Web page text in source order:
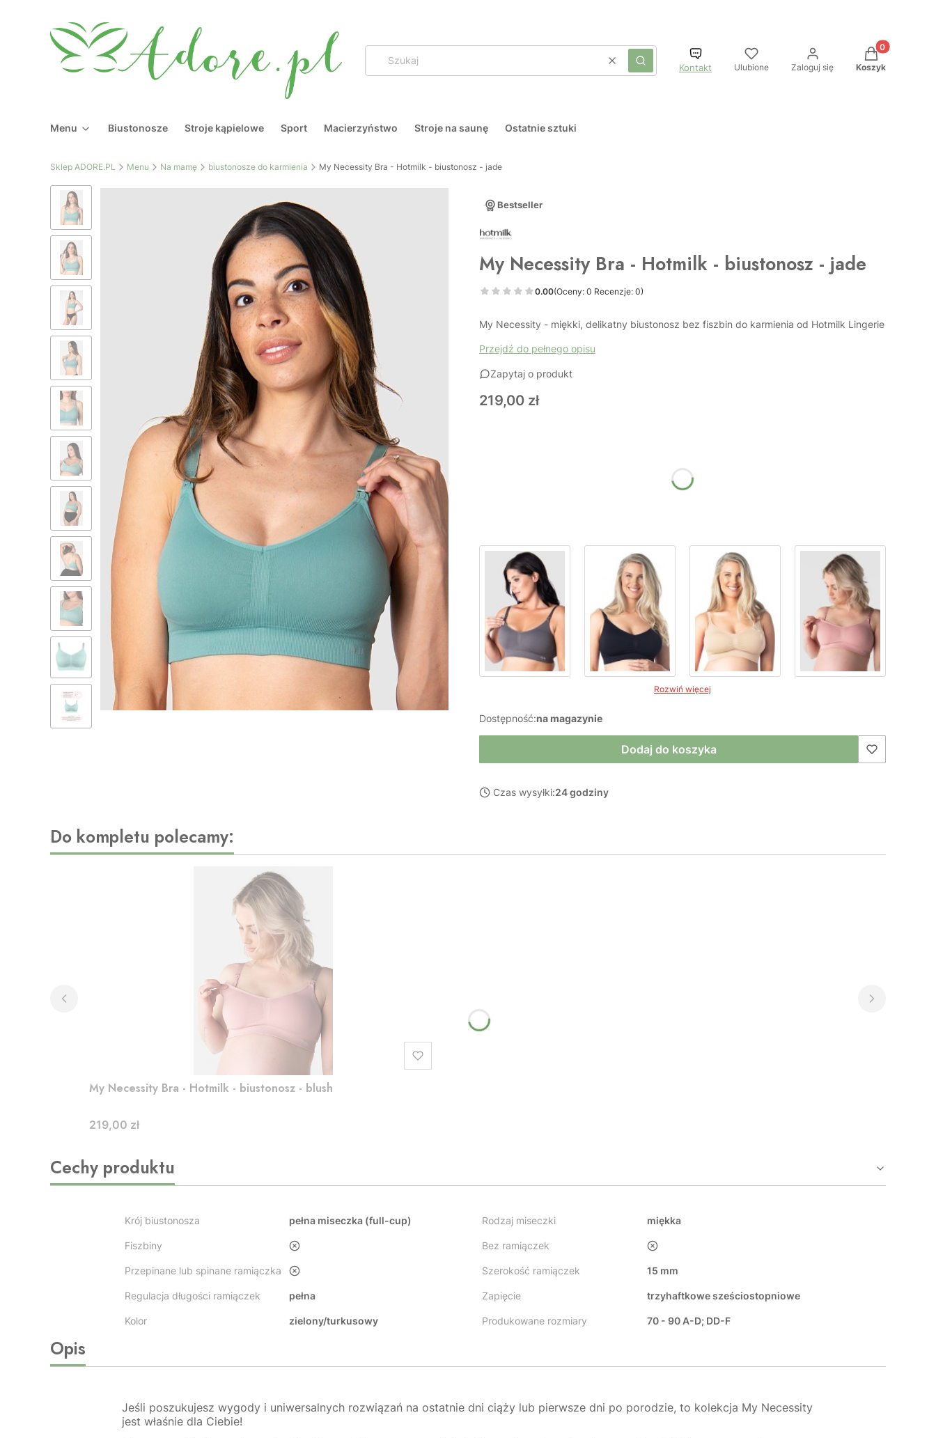
WyczyśćSzukaj Kontakt Ulubione Zaloguj się
Produkty w
Koszyk
Menu Biustonosze Stroje kąpielowe Sport Macierzyństwo Stroje na saunę Ostatnie sztuki
Sklep ADORE.PL Menu Na mamę biustonosze do karmienia My Necessity Bra - Hotmilk - biustonosz - jade
Bestseller
My Necessity Bra - Hotmilk - biustonosz - jade
0.00(Oceny: 0 Recenzje: 0)
My Necessity - miękki, delikatny biustonosz bez fiszbin do karmienia od Hotmilk Lingerie
Przejdź do pełnego opisu
Zapytaj o produkt
Cena
219,00 zł
Rozwiń więcej
Dostępność:na magazynie
Dodaj do koszyka
Czas wysyłki:24 godziny
Do kompletu polecamy:
My Necessity Bra - Hotmilk - biustonosz - blush
Cena
219,00 zł
Cechy produktu
Krój biustonosza pełna miseczka (full-cup) Rodzaj miseczki miękka
Fiszbiny nie Bez ramiączek nie
Przepinane lub spinane ramiączka nie Szerokość ramiączek 15 mm
Regulacja długości ramiączek pełna Zapięcie trzyhaftkowe sześciostopniowe
Kolor zielony/turkusowy Produkowane rozmiary 70 - 90 A-D; DD-F
Opis
Jeśli poszukujesz wygody i uniwersalnych rozwiązań na ostatnie dni ciąży lub pierwsze dni po porodzie, to kolekcja My Necessity
jest właśnie dla Ciebie!